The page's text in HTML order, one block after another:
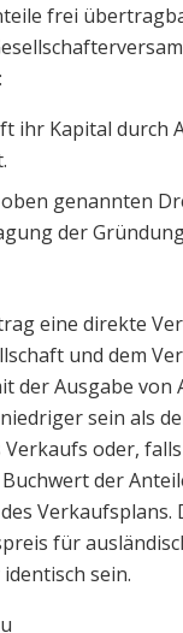
frei
ihr Kapital durch
genannten
der
eine direkte
und dem
der Ausgabe von
sein als
oder,
der
Verkaufsplans.
für
sein.